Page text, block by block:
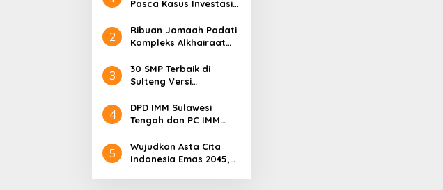
Pasca Kasus Investasi
Sulteng Menilai Peran
OJK Sangat Penting
2
Ribuan Jamaah Padati
Kompleks Alkhairaat
Nasional dan Daerah
Hadir
3
30 SMP Terbaik di
Sulteng Versi
4
DPD IMM Sulawesi
Tengah dan PC IMM
Mantan Kapolresta
Palu
5
Wujudkan Asta Cita
Indonesia Emas 2045,